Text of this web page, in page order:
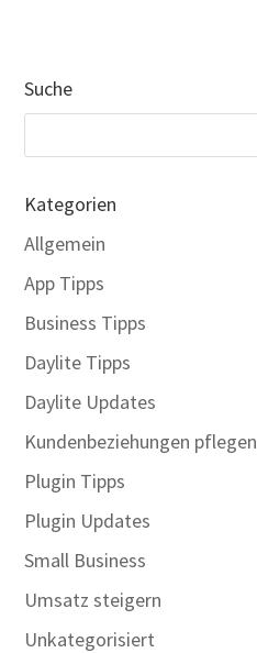
Suche
Kategorien
Allgemein
App Tipps
Business Tipps
Daylite Tipps
Daylite Updates
Kundenbeziehungen pflegen
Plugin Tipps
Plugin Updates
Small Business
Umsatz steigern
Unkategorisiert